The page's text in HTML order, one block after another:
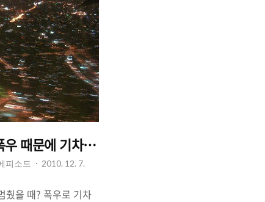
관통하는 황토색 비포
없을 듯한 저런 길. 나
을 가르는 저 비포장
때문에 기차가 멈췄는데 어떡하지?
피소드
2010. 12. 7.
췄을 때? 폭우로 기차